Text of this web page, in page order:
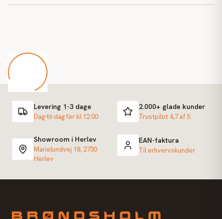
Levering 1-3 dage
Dag-til-dag før kl 12:00
2.000+ glade kunder
Trustpilot 4,7 af 5
Showroom i Herlev
Marielundvej 18, 2730
Herlev
EAN-faktura
Til erhvervskunder